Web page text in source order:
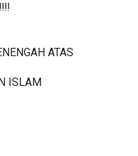
ATAS
ISLAM